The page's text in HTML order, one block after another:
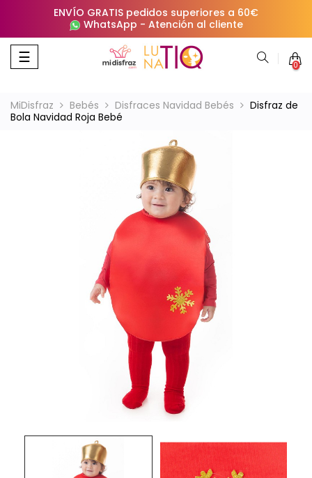
ENVÍO GRATIS pedidos superiores a 60€
WhatsApp - Atención al cliente
Navegación
de
☰ 0
MiDisfraz Bebés Disfraces Navidad Bebés
Disfraz de
Bola Navidad Roja Bebé